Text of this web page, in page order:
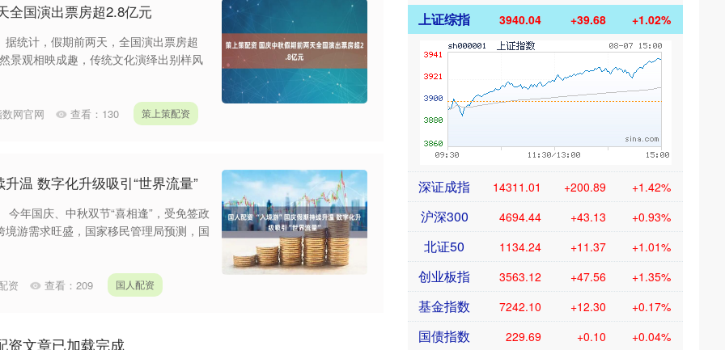
全国演出票房超2.8亿元
统计，假期前两天，全国演出票房超
景观相映成趣，传统文化演绎出别样风
网官网 查看： 130 策上策配资
温 数字化升级吸引“世界流量”
年国庆、中秋双节“喜相逢”，受免签政
游需求旺盛，国家移民管理局预测，国
资 查看： 209 国人配资
资文章已加载完成
上证综指 3940.04 +39.68 +1.02%
深证成指 14311.01 +200.89 +1.42%
沪深300 4694.44 +43.13 +0.93%
北证50 1134.24 +11.37 +1.01%
创业板指 3563.12 +47.56 +1.35%
基金指数 7242.10 +12.30 +0.17%
国债指数 229.69 +0.10 +0.04%